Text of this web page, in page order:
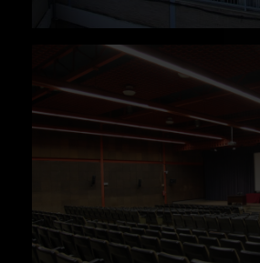
Escuela, situada en la
volumen principal. En el
fachada de este vestíbulo se
vestíbulo, subordinado al
acceso a la entrada
la calle Páez de Rivera y
Escuela de Arquitectura
Escuela de Ingeniería de la
Al vestíbulo principal se
administración, que